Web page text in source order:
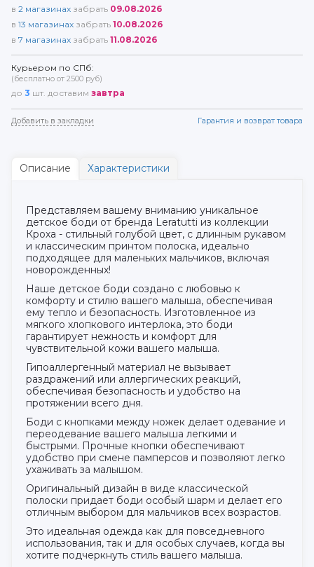
в 2 магазинах забрать 09.08.2026
в 13 магазинах забрать 10.08.2026
в 7 магазинах забрать 11.08.2026
Курьером по СПб:
(бесплатно от 2500 руб)
до 3 шт. доставим завтра
Добавить в закладки Гарантия и возврат товара
Описание Характеристики
Представляем вашему вниманию уникальное
детское боди от бренда Leratutti из коллекции
Кроха - стильный голубой цвет, с длинным рукавом
и классическим принтом полоска, идеально
подходящее для маленьких мальчиков, включая
новорожденных!
Наше детское боди создано с любовью к
комфорту и стилю вашего малыша, обеспечивая
ему тепло и безопасность. Изготовленное из
мягкого хлопкового интерлока, это боди
гарантирует нежность и комфорт для
чувствительной кожи вашего малыша.
Гипоаллергенный материал не вызывает
раздражений или аллергических реакций,
обеспечивая безопасность и удобство на
протяжении всего дня.
Боди с кнопками между ножек делает одевание и
переодевание вашего малыша легкими и
быстрыми. Прочные кнопки обеспечивают
удобство при смене памперсов и позволяют легко
ухаживать за малышом.
Оригинальный дизайн в виде классической
полоски придает боди особый шарм и делает его
отличным выбором для мальчиков всех возрастов.
Это идеальная одежда как для повседневного
использования, так и для особых случаев, когда вы
хотите подчеркнуть стиль вашего малыша.